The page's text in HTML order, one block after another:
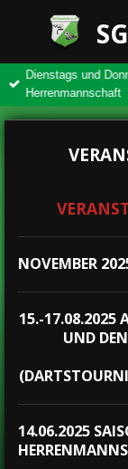
Hauptinhalt
NOVEMBER
15.-17.08.2025
UND
14.06.2025